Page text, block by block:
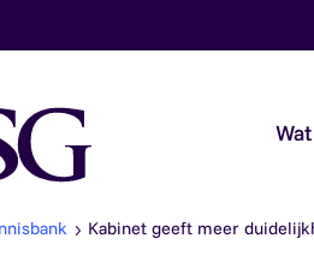
Kabinet geeft meer